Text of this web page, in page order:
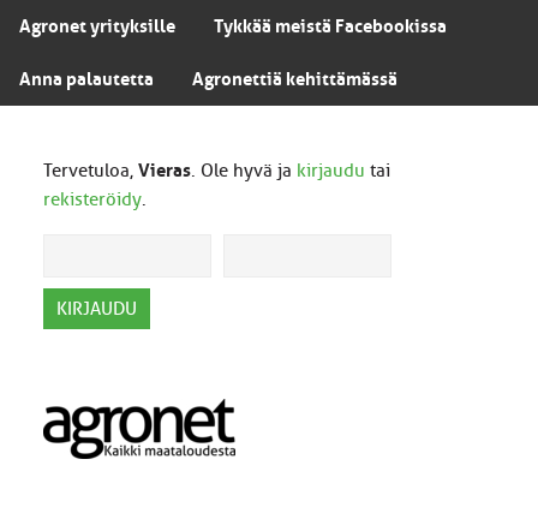
Agronet yrityksille Tykkää meistä Facebookissa
Anna palautetta Agronettiä kehittämässä
Tervetuloa, Vieras. Ole hyvä ja kirjaudu tai
rekisteröidy.